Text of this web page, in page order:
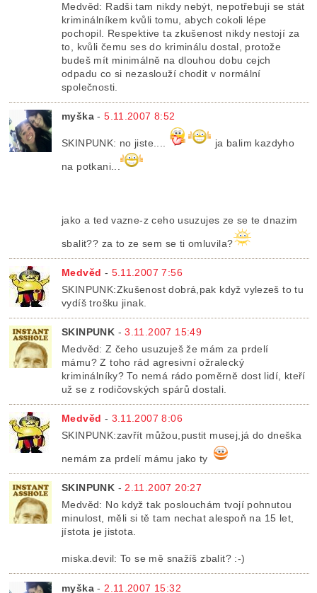
Medvěd: Radši tam nikdy nebýt, nepotřebuji se stát
kriminálníkem kvůli tomu, abych cokoli lépe
pochopil. Respektive ta zkušenost nikdy nestojí za
to, kvůli čemu ses do kriminálu dostal, protože
budeš mít minimálně na dlouhou dobu cejch
odpadu co si nezaslouží chodit v normální
společnosti.
myška -5.11.2007 8:52
SKINPUNK: no jiste.... ja balim kazdyho
na potkani...
jako a ted vazne-z ceho usuzujes ze se te dnazim
sbalit?? za to ze sem se ti omluvila?
Medvěd - 5.11.2007 7:56
SKINPUNK:Zkušenost dobrá,pak když vylezeš to tu
vydíš trošku jinak.
SKINPUNK -3.11.2007 15:49
Medvěd: Z čeho usuzuješ že mám za prdelí
mámu? Z toho rád agresivní ožralecký
kriminálníky? To nemá rádo poměrně dost lidí, kteří
už se z rodičovských spárů dostali.
Medvěd - 3.11.2007 8:06
SKINPUNK:zavřít můžou,pustit musej,já do dneška
nemám za prdelí mámu jako ty
SKINPUNK -2.11.2007 20:27
Medvěd: No když tak poslouchám tvojí pohnutou
minulost, měli si tě tam nechat alespoň na 15 let,
jístota je jistota.
miska.devil: To se mě snažíš zbalit? :-)
myška - 2.11.2007 15:32